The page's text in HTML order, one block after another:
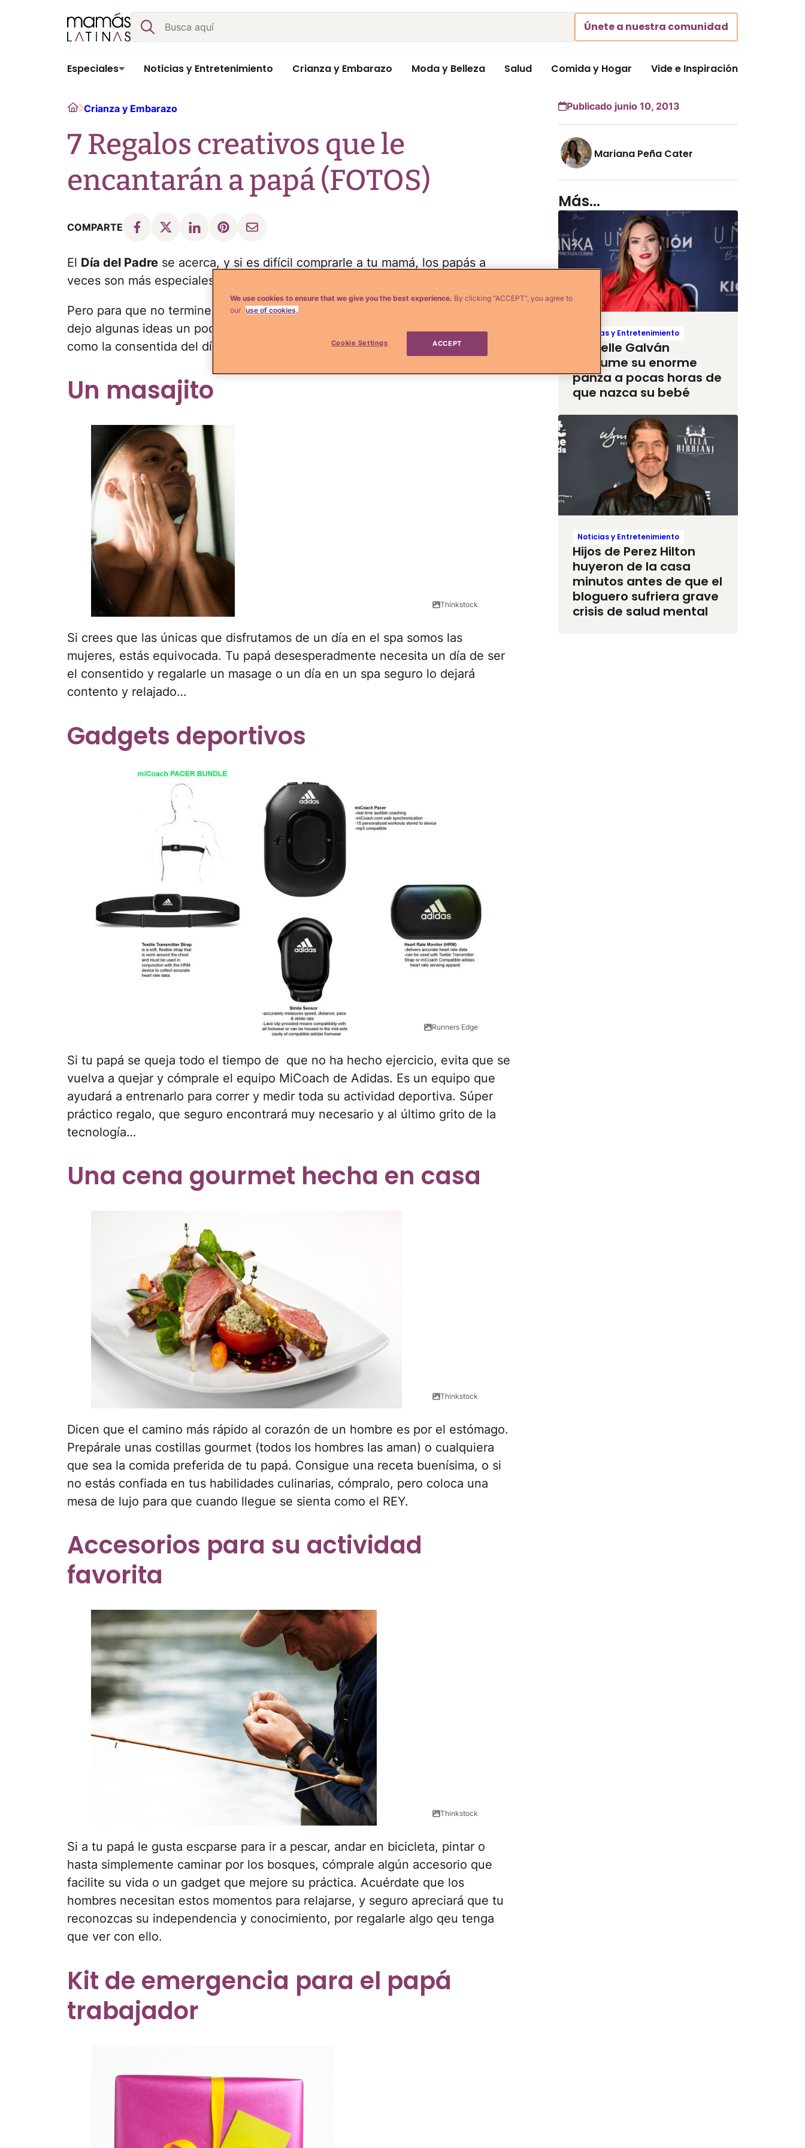
Buscar
Únete a nuestra comunidad
Especiales Noticias y Entretenimiento Crianza y Embarazo Moda y Belleza Salud Comida y Hogar Vide e Inspiración
HomeCrianza y Embarazo
7 Regalos creativos que le
encantarán a papá (FOTOS)
COMPARTE
El Día del Padre se acerca, y si es difícil comprarle a tu mamá, los papás a
veces son más especiales, cuando menos ese era mi caso.
Pero para que no termines regalándole la típica corbata y suéter "ñoño", te
dejo algunas ideas un poco
que podrían dejarte
como la consentida del día:
Un masajito
Thinkstock
Si crees que las únicas que disfrutamos de un día en el spa somos las
mujeres, estás equivocada. Tu papá desesperadmente necesita un día de ser
el consentido y regalarle un masage o un día en un spa seguro lo dejará
contento y relajado…
Gadgets deportivos
Runners Edge
Si tu papá se queja todo el tiempo de que no ha hecho ejercicio, evita que se
vuelva a quejar y cómprale el equipo MiCoach de Adidas. Es un equipo que
ayudará a entrenarlo para correr y medir toda su actividad deportiva. Súper
práctico regalo, que seguro encontrará muy necesario y al último grito de la
tecnología…
Una cena gourmet hecha en casa
Thinkstock
Dicen que el camino más rápido al corazón de un hombre es por el estómago.
Prepárale unas costillas gourmet (todos los hombres las aman) o cualquiera
que sea la comida preferida de tu papá. Consigue una receta buenísima, o si
no estás confiada en tus habilidades culinarias, cómpralo, pero coloca una
mesa de lujo para que cuando llegue se sienta como el REY.
Accesorios para su actividad
favorita
Thinkstock
Si a tu papá le gusta escparse para ir a pescar, andar en bicicleta, pintar o
hasta simplemente caminar por los bosques, cómprale algún accesorio que
facilite su vida o un gadget que mejore su práctica. Acuérdate que los
hombres necesitan estos momentos para relajarse, y seguro apreciará que tu
reconozcas su independencia y conocimiento, por regalarle algo qeu tenga
que ver con ello.
Kit de emergencia para el papá
trabajador
Publicado junio 10, 2013
Mariana Peña Cater
Más...
Noticias y Entretenimiento
Michelle Galván
presume su enorme
panza a pocas horas de
que nazca su bebé
Noticias y Entretenimiento
Hijos de Perez Hilton
huyeron de la casa
minutos antes de que el
bloguero sufriera grave
crisis de salud mental
We use cookies to ensure that we give you the best experience. By clicking “ACCEPT”, you agree to
our use of cookies.
Cookie Settings ACCEPT